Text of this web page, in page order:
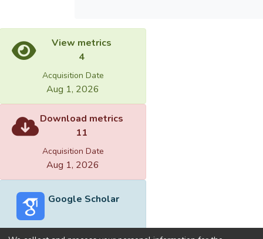
View metrics
4
Acquisition Date
Aug 1, 2026
Download metrics
11
Acquisition Date
Aug 1, 2026
Google Scholar